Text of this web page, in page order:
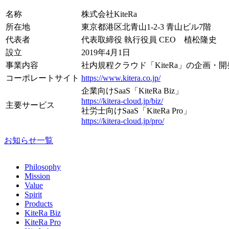
名称
株式会社KiteRa
所在地
東京都港区北青山1-2-3 青山ビル7階
代表者
代表取締役 執行役員 CEO 植松隆史
設立
2019年4月1日
事業内容
社内規程クラウド「KiteRa」の企画・開
コーポレートサイト https://www.kitera.co.jp/
主要サービス
企業向けSaaS「KiteRa Biz」
https://kitera-cloud.jp/biz/
社労士向けSaaS「KiteRa Pro」
https://kitera-cloud.jp/pro/
お知らせ一覧
Philosophy
Mission
Value
Spirit
Products
KiteRa Biz
KiteRa Pro